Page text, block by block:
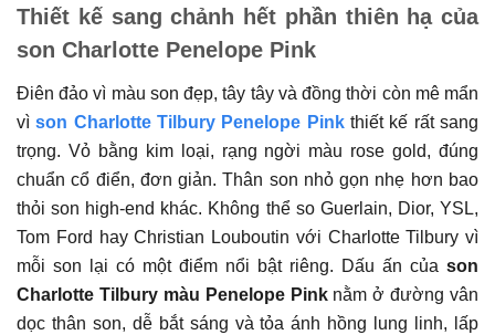
Thiết kế sang chảnh hết phần thiên hạ của
son Charlotte Penelope Pink
Điên đảo vì màu son đẹp, tây tây và đồng thời còn mê mẩn
vìson Charlotte Tilbury Penelope Pinkthiết kế rất sang
trọng. Vỏ bằng kim loại, rạng ngời màu rose gold, đúng
chuẩn cổ điển, đơn giản. Thân son nhỏ gọn nhẹ hơn bao
thỏi son high-end khác. Không thể so Guerlain, Dior, YSL,
Tom Ford hay Christian Louboutin với Charlotte Tilbury vì
mỗi son lại có một điểm nổi bật riêng. Dấu ấn của son
Charlotte Tilbury màu Penelope Pink nằm ở đường vân
dọc thân son, dễ bắt sáng và tỏa ánh hồng lung linh, lấp